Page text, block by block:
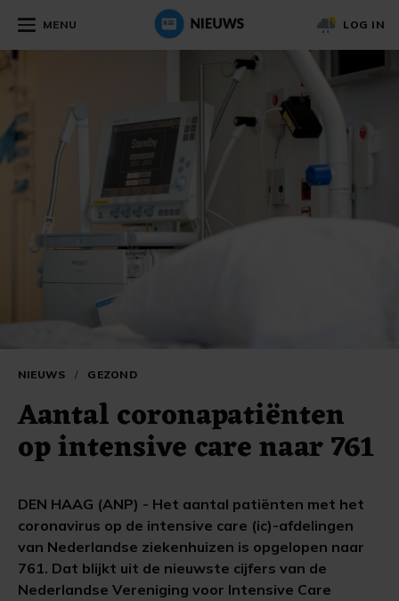
MENU LOG IN
NIEUWS / GEZOND
Aantal coronapatiënten
op intensive care naar 761
DEN HAAG (ANP) - Het aantal patiënten met het
coronavirus op de intensive care (ic)-afdelingen
van Nederlandse ziekenhuizen is opgelopen naar
761. Dat blijkt uit de nieuwste cijfers van de
Nederlandse Vereniging voor Intensive Care